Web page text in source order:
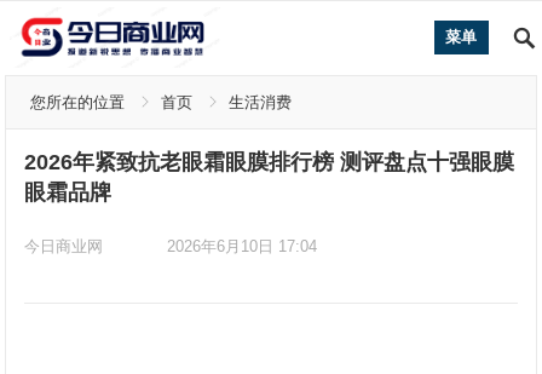
菜单
您所在的位置 首页 生活消费
2026年紧致抗老眼霜眼膜排行榜 测评盘点十强眼膜
眼霜品牌
今日商业网 2026年6月10日 17:04